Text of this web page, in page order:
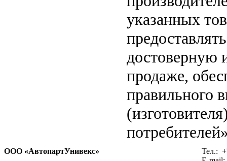
указанных
достоверную
продаже,
правильного
ООО «АвтопартУнивекс»
Тел.: